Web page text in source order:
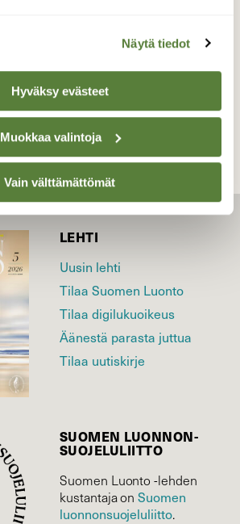
Näytä tiedot
Hyväksy evästeet
Muokkaa valintoja
Vain välttämättömät
TAKAISIN LISTAAN
LEHTI
Uusin lehti
Tilaa Suomen Luonto
Tilaa digilukuoikeus
Äänestä parasta juttua
Tilaa uutiskirje
SUOMEN LUONNON­
SUOJELU­LIITTO
Suomen Luonto -lehden
kustantaja onSuomen
luonnonsuojelu­liitto.